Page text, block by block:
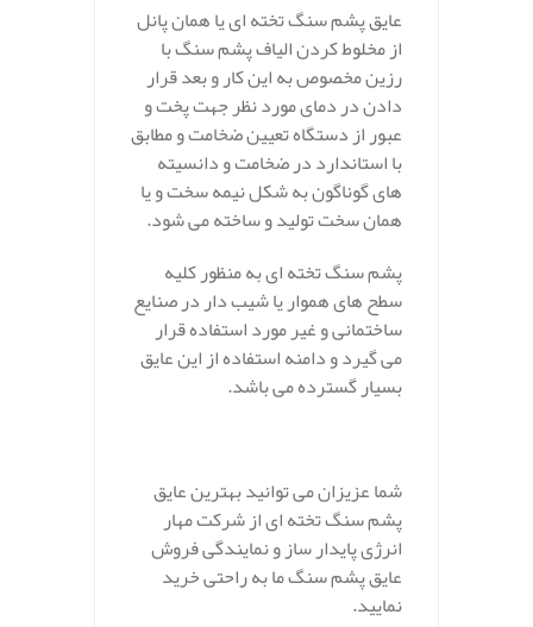
عایق پشم سنگ تخته ای یا همان پانل
از مخلوط کردن الیاف پشم سنگ با
رزین مخصوص به این کار و بعد قرار
دادن در دمای مورد نظر جهت پخت و
عبور از دستگاه تعیین ضخامت و مطابق
با استاندارد در ضخامت و دانسیته
های گوناگون به شکل نیمه سخت و یا
همان سخت تولید و ساخته می شود.
پشم سنگ تخته ای به منظور کلیه
سطح های هموار یا شیب دار در صنایع
ساختمانی و غیر مورد استفاده قرار
می گیرد و دامنه استفاده از این عایق
بسیار گسترده می باشد.
شما عزیزان می توانید بهترین عایق
پشم سنگ تخته ای از شرکت مهار
انرژی پایدار ساز و نمایندگی فروش
عایق پشم سنگ ما به راحتی خرید
نمایید.